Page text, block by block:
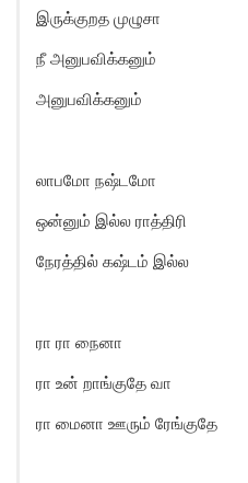
இருக்குறத முழுசா
நீ அனுபவிக்கனும்
அனுபவிக்கனும்
லாபமோ நஷ்டமோ
ஒன்னும் இல்ல ராத்திரி
நேரத்தில் கஷ்டம் இல்ல
ரா ரா நைனா
ரா உன் றாங்குதே வா
ரா மைனா ஊரும் ரேங்குதே